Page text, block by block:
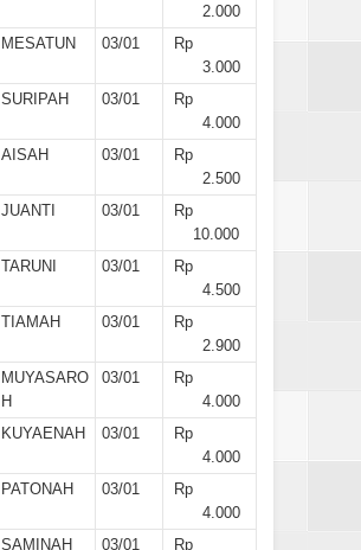
2.000
MESATUN 03/01
Rp
3.000
SURIPAH 03/01
Rp
4.000
AISAH 03/01
Rp
2.500
JUANTI 03/01
Rp
10.000
TARUNI 03/01
Rp
4.500
TIAMAH 03/01
Rp
2.900
MUYASARO
H
03/01
Rp
4.000
KUYAENAH 03/01
Rp
4.000
PATONAH 03/01
Rp
4.000
SAMINAH 03/01
Rp